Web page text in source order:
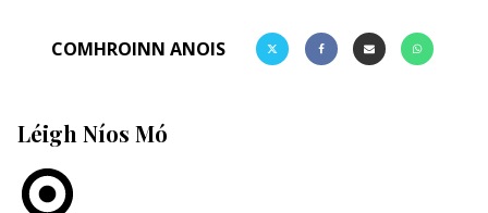
COMHROINN ANOIS
Léigh Níos Mó